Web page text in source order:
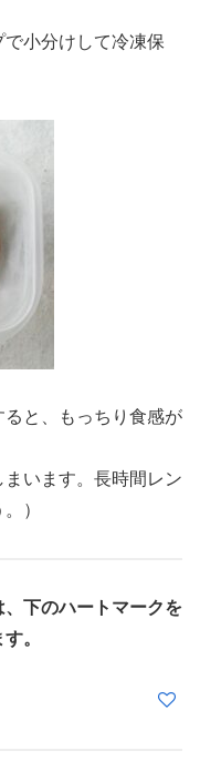
小分けして冷凍保
と、もっちり食感が
まいます。長時間レン
）
下のハートマークを
。